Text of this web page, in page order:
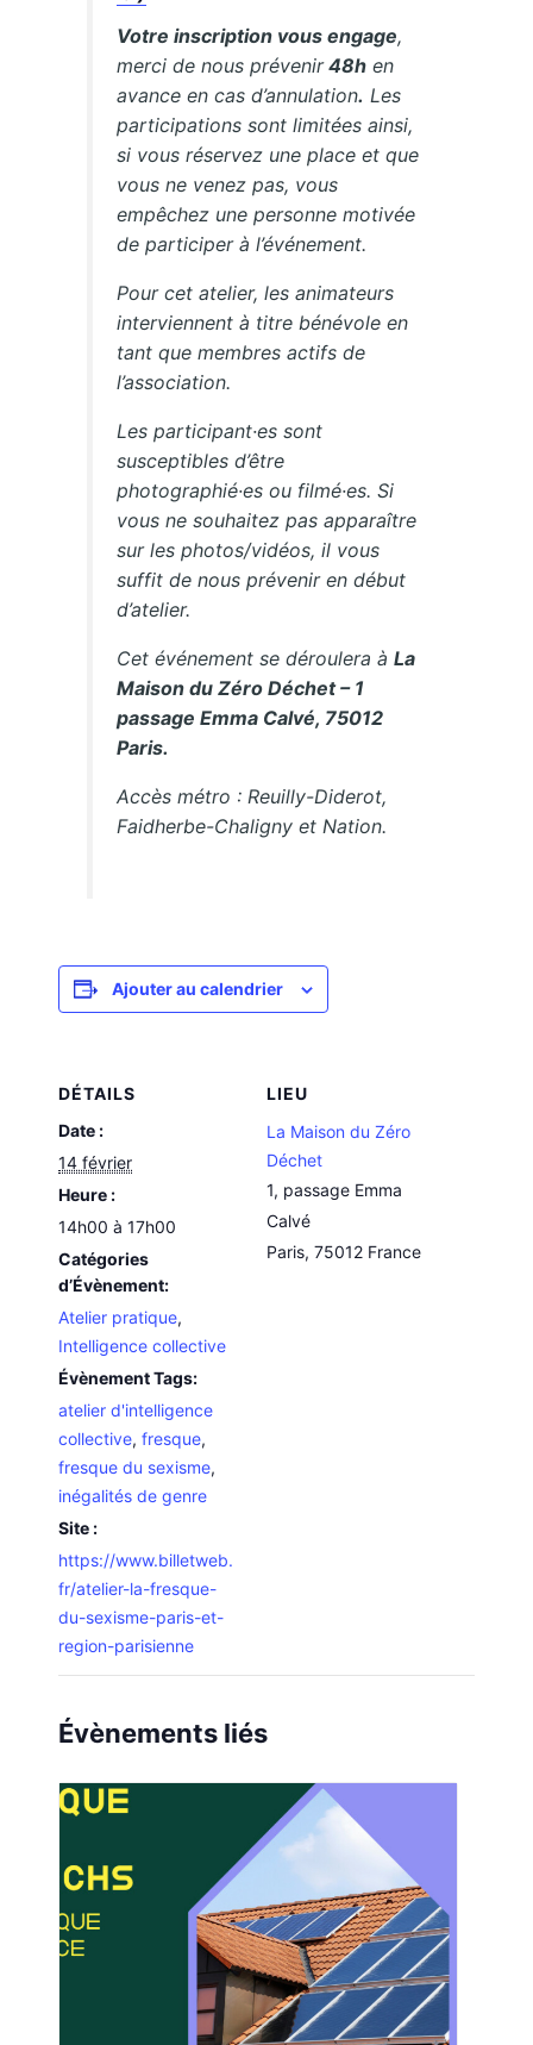
Votre inscription vous engage,
merci de nous prévenir48h en
avance en cas d’annulation. Les
participations sont limitées ainsi,
si vous réservez une place et que
vous ne venez pas, vous
empêchez une personne motivée
de participer à l’événement.
Pour cet atelier, les animateurs
interviennent à titre bénévole en
tant que membres actifs de
l’association.
Les participant·es sont
susceptibles d’être
photographié·es ou filmé·es. Si
vous ne souhaitez pas apparaître
sur les photos/vidéos, il vous
suffit de nous prévenir en début
d’atelier.
Cet événement se déroulera àLa
Maison du Zéro Déchet – 1
passage Emma Calvé, 75012
Paris.
Accès métro : Reuilly-Diderot,
Faidherbe-Chaligny et Nation.
Ajouter au calendrier
DÉTAILS
Date :
14 février
Heure :
14h00 à 17h00
Catégories
d’Évènement:
Atelier pratique,
Intelligence collective
Évènement Tags:
atelier d'intelligence
collective,fresque,
fresque du sexisme,
inégalités de genre
Site :
https://www.billetweb.
fr/atelier-la-fresque-
du-sexisme-paris-et-
region-parisienne
LIEU
La Maison du Zéro
Déchet
1, passage Emma
Calvé
Paris, 75012 France
Évènements liés